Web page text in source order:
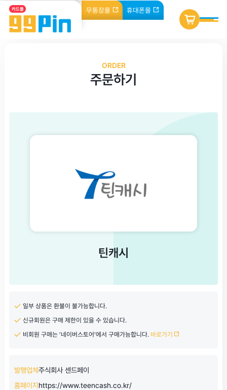
카드몰 무통장몰 휴대폰몰
ORDER
주문하기
틴캐시
일부 상품은 환불이 불가능합니다.
신규회원은 구매 제한이 있을 수 있습니다.
비회원 구매는 '네이버스토어'에서 구매가능합니다. 바로가기
발행업체 주식회사 센드페이
홈페이지 https://www.teencash.co.kr/